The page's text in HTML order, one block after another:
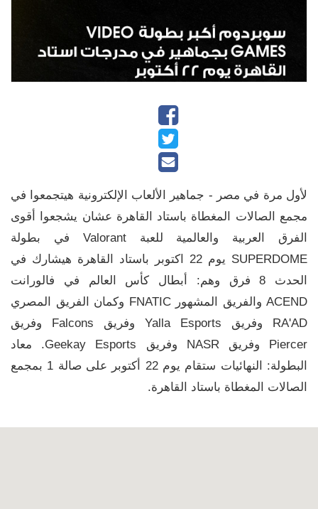
لأول مرة في مصر - جماهير الألعاب الإلكترونية هيتجمعوا في
مجمع الصالات المغطاة باستاد القاهرة عشان يشجعوا أقوى
الفرق العربية والعالمية للعبة Valorant في بطولة
SUPERDOME يوم 22 اكتوبر باستاد القاهرة هيشارك في
الحدث 8 فرق وهم: أبطال كأس العالم في فالورانت
ACEND والفريق المشهور FNATIC وكمان الفريق المصري
RA'AD وفريق Yalla Esports وفريق Falcons وفريق
Piercer وفريق NASR وفريق Geekay Esports. معاد
البطولة: النهائيات ستقام يوم 22 أكتوبر على صالة 1 بمجمع
الصالات المغطاة باستاد القاهرة.